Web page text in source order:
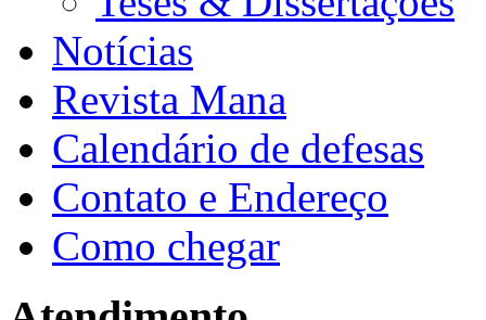
Notícias
Revista Mana
Calendário de defesas
Contato e Endereço
Como chegar